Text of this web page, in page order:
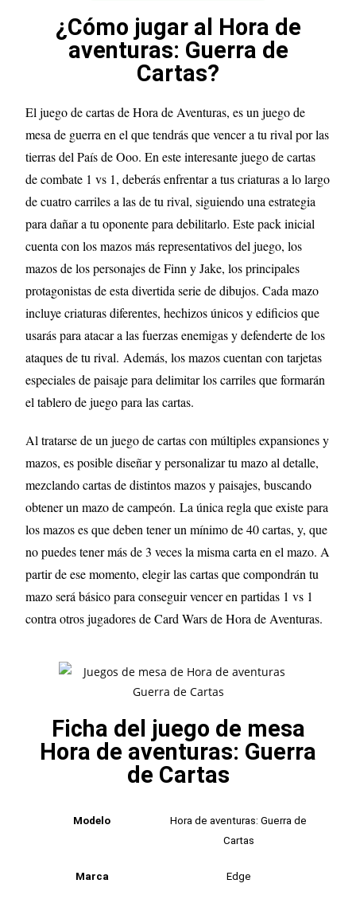
¿Cómo jugar al Hora de
aventuras: Guerra de
Cartas?
El juego de cartas de Hora de Aventuras, es un juego de
mesa de guerra en el que tendrás que vencer a tu rival por las
tierras del País de Ooo. En este interesante juego de cartas
de combate 1 vs 1, deberás enfrentar a tus criaturas a lo largo
de cuatro carriles a las de tu rival, siguiendo una estrategia
para dañar a tu oponente para debilitarlo. Este pack inicial
cuenta con los mazos más representativos del juego, los
mazos de los personajes de Finn y Jake, los principales
protagonistas de esta divertida serie de dibujos. Cada mazo
incluye criaturas diferentes, hechizos únicos y edificios que
usarás para atacar a las fuerzas enemigas y defenderte de los
ataques de tu rival. Además, los mazos cuentan con tarjetas
especiales de paisaje para delimitar los carriles que formarán
el tablero de juego para las cartas.
Al tratarse de un juego de cartas con múltiples expansiones y
mazos, es posible diseñar y personalizar tu mazo al detalle,
mezclando cartas de distintos mazos y paisajes, buscando
obtener un mazo de campeón.La única regla que existe para
los mazos es que deben tener un mínimo de 40 cartas, y, que
no puedes tener más de 3 veces la misma carta en el mazo. A
partir de ese momento, elegir las cartas que compondrán tu
mazo será básico para conseguir vencer en partidas 1 vs 1
contra otros jugadores de Card Wars de Hora de Aventuras.
Ficha del juego de mesa
Hora de aventuras: Guerra
de Cartas
Modelo
Hora de aventuras: Guerra de
Cartas
Marca Edge